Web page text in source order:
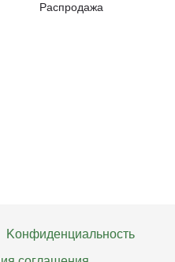
Распродажа
Kонфиденциальность